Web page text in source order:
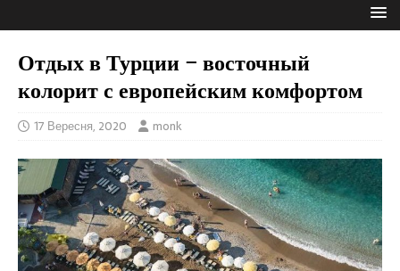
Отдых в Турции – восточный
колорит с европейским комфортом
17 Вересня, 2020 monk